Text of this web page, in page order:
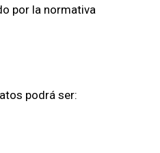
por la normativa
podrá ser: